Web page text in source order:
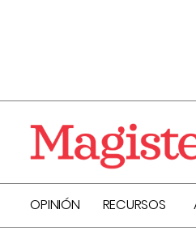
OPINIÓN RECURSOS